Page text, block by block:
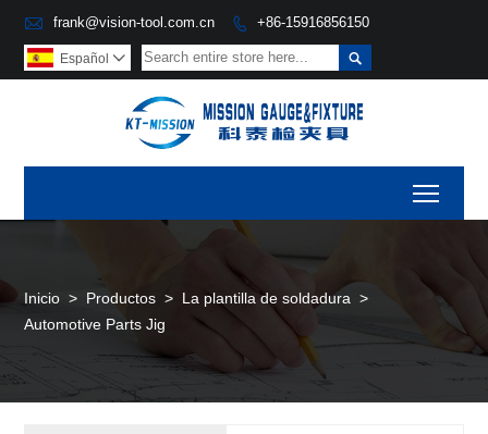
 frank@vision-tool.com.cn  +86-15916856150

Español 
Inicio > Productos > La plantilla de soldadura >
Automotive Parts Jig